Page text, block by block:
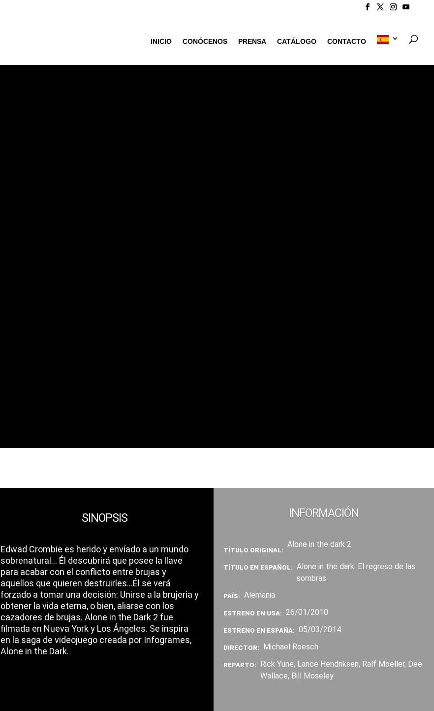
INICIO CONÓCENOS PRENSA CATÁLOGO CONTACTO
SINOPSIS
Edwad Crombie es herido y envíado a un mundo
sobrenatural... Él descubrirá que posee la llave
para acabar con el conflicto entre brujas y
aquellos que quieren destruirles...Él se verá
forzado a tomar una decisión: Unirse a la brujería y
obtener la vida eterna, o bien, aliarse con los
cazadores de brujas. Alone in the Dark 2 fue
filmada en Nueva York y Los Ángeles. Se inspira
en la saga de videojuego creada por Infogrames,
Alone in the Dark.
INFORMACIÓN
TÍTULO ORIGINAL:
Alone in the dark 2
TÍTULO EN ESPAÑOL:
Alone in the dark: El regreso de las
sombras
PAÍS: Alemania
ESTRENO EN USA: 26/01/2010
ESTRENO EN ESPAÑA: 05/03/2014
DIRECTOR: Michael Roesch
REPARTO:
Rick Yune, Lance Hendriksen, Ralf Moeller, Dee
Wallace, Bill Moseley